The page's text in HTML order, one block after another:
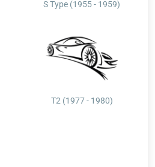
S Type (1955 - 1959)
T2 (1977 - 1980)